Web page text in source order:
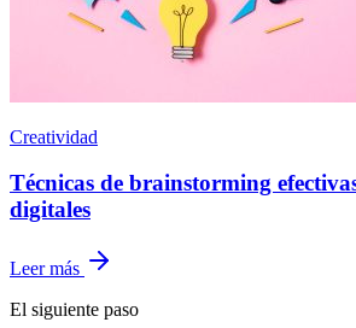
Creatividad
Técnicas de brainstorming
digitales
Leer más
El siguiente paso